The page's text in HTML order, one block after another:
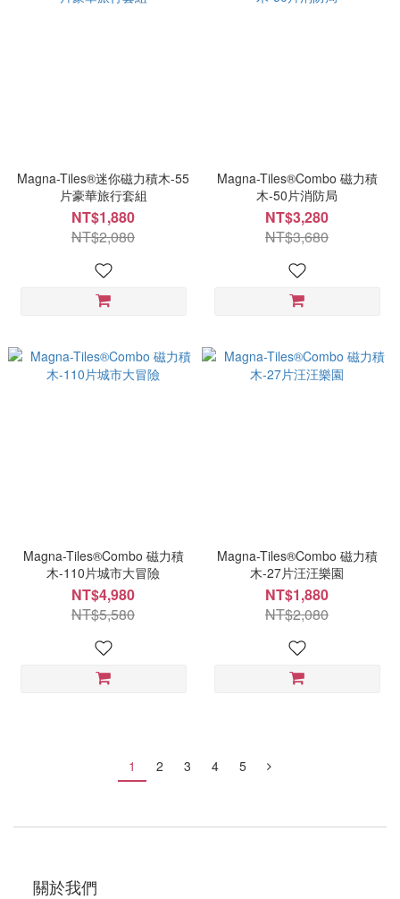
Magna-Tiles®迷你磁力積木-55
片豪華旅行套組
NT$1,880
NT$2,080
Magna-Tiles®Combo 磁力積
木-50片消防局
NT$3,280
NT$3,680
Magna-Tiles®Combo 磁力積
木-110片城市大冒險
NT$4,980
NT$5,580
Magna-Tiles®Combo 磁力積
木-27片汪汪樂園
NT$1,880
NT$2,080
1 2 3 4 5
關於我們